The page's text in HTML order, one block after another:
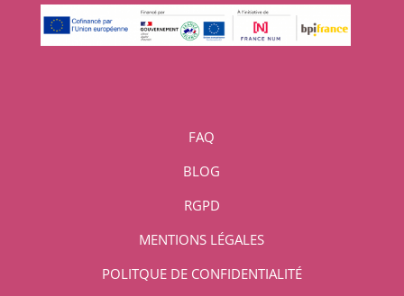
FAQ
BLOG
RGPD
MENTIONS LÉGALES
POLITQUE DE CONFIDENTIALITÉ